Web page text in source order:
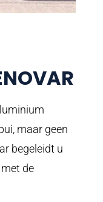
maar geen
begeleidt u
de